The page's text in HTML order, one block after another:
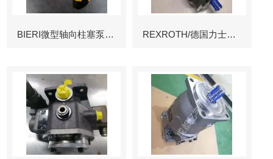
BIERI微型轴向柱塞泵AKP REXROTH/德国力士乐叶片泵